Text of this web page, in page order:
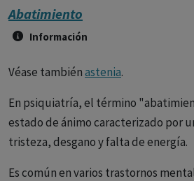
Abatimiento
Información
Véase tambiénastenia.
En psiquiatría, el término
estado de ánimo caracterizado por
tristeza, desgano y falta de energía.
Es común en varios trastornos